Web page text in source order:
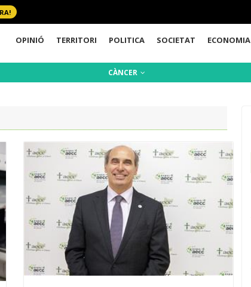
OPINIÓ TERRITORI POLITICA SOCIETAT ECONOMIA
CÀNCER